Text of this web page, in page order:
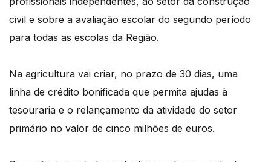
civil e sobre a avaliação escolar do segundo período
para todas as escolas da Região.
Na agricultura vai criar, no prazo de 30 dias, uma
linha de crédito bonificada que permita ajudas à
tesouraria e o relançamento da atividade do setor
primário no valor de cinco milhões de euros.